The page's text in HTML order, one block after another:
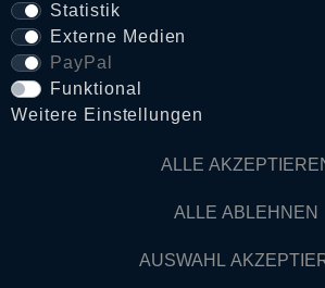
Widerrufs­recht
VERTRAG WIDERRUFEN
Statistik
Externe Medien
PayPal
Funktional
Weitere Einstellungen
ALLE
ALLE ABLEHNEN
AUSWAHL